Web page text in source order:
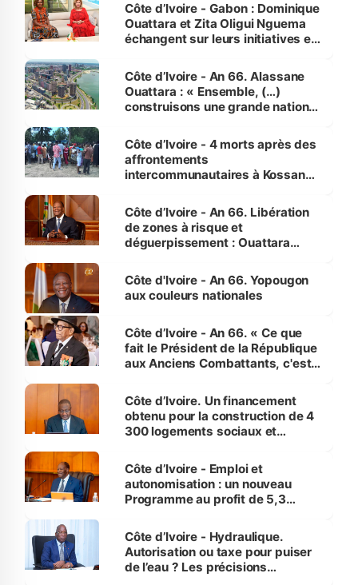
Côte d’Ivoire - Gabon : Dominique
Ouattara et Zita Oligui Nguema
échangent sur leurs initiatives en
enfants
Côte d’Ivoire - An 66. Alassane
Ouattara : « Ensemble, (…)
construisons une grande nation
générations futures »
Côte d’Ivoire - 4 morts après des
affrontements
intercommunautaires à Kossandji
milieu des sinistrés
Côte d’Ivoire - An 66. Libération
de zones à risque et
déguerpissement : Ouattara
l'Etat de droit pour préserver les
vies humaines »
Côte d'Ivoire - An 66. Yopougon
aux couleurs nationales
Côte d’Ivoire - An 66. « Ce que
fait le Président de la République
aux Anciens Combattants, c'est
Côte d’Ivoire. Un financement
obtenu pour la construction de 4
300 logements sociaux et
et Yamoussoukro
Côte d’Ivoire - Emploi et
autonomisation : un nouveau
Programme au profit de 5,3
Côte d’Ivoire - Hydraulique.
Autorisation ou taxe pour puiser
de l’eau ? Les précisions